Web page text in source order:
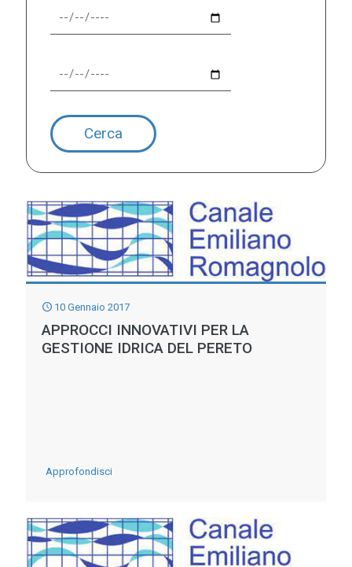
10 Gennaio 2017
APPROCCI INNOVATIVI PER LA
GESTIONE IDRICA DEL PERETO
Approfondisci-
innovativi
per